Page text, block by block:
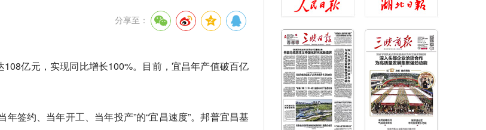
分享至：
亿元，实现同比增长100%。目前，宜昌年产值破百亿
签约、当年开工、当年投产”的“宜昌速度”。邦普宜昌基